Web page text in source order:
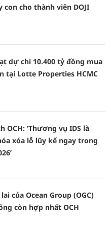
con cho thành viên DOJI
dự chi 10.400 tỷ đồng mua
tại Lotte Properties HCMC
OCH: ‘Thương vụ IDS là
xóa lỗ lũy kế ngay trong
của Ocean Group (OGC)
còn hợp nhất OCH